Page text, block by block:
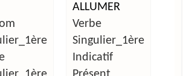
ALLUMER
Verbe
Singulier_1ère
Indicatif